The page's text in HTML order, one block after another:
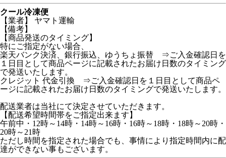
クール冷凍便
【業者】 ヤマト運輸
【備考】
【商品発送のタイミング】
特にご指定がない場合、
楽天バンク決済、銀行振込、ゆうちょ振替 ⇒ご入金確認日を
１日目として商品ページに記載されたお届け日数のタイミング
で発送いたします。
クレジット 代金引換 ⇒ご入金確認日を１日目として商品ペ
ージに記載されたお届け日数のタイミングで発送いたします。
配送業者は当社にて決定させていただきます。
【配送希望時間帯をご指定出来ます】
午前中・12時～14時・14時～16時・16時～18時・18時～20時・
20時～21時
ただし時間を指定された場合でも、事情により指定時間内に配
達ができない事もございます。